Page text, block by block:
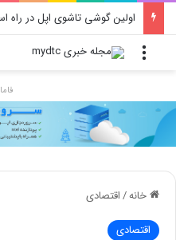
محدودیت جدید اینستاگرام:
منو
خانه/اقتصادی
اقتصادی